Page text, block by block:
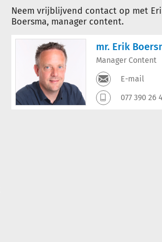
Neem vrijblijvend contact op met
Boersma, manager content.
mr. Erik
Manager Content
E-mail
077 390 26